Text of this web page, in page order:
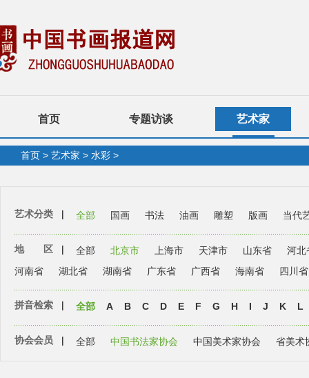
首页 专题访谈 艺术家
首页 > 艺术家 > 水彩 >
艺术分类 | 全部 国画 书法 油画 雕塑 版画 当代
地 区 | 全部 北京市 上海市 天津市 山东省
河北
河南省
湖北省 湖南省 广东省 广西省 海南省 四川省
拼音检索 | 全部 A B C D E F G H I J K L
协会会员 | 全部 中国书法家协会 中国美术家协会 省美术